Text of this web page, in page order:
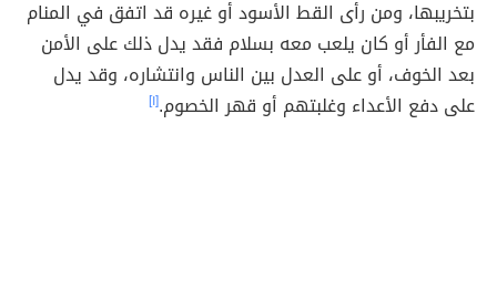
بتخريبها، ومن رأى القط الأسود أو غيره قد اتفق في المنام
مع الفأر أو كان يلعب معه بسلام فقد يدل ذلك على الأمن
بعد الخوف، أو على العدل بين الناس وانتشاره، وقد يدل
على دفع الأعداء وغلبتهم أو قهر الخصوم.[١]